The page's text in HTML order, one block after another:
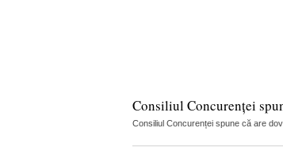
Consiliul Concurenței
Consiliul Concurenței spune că are